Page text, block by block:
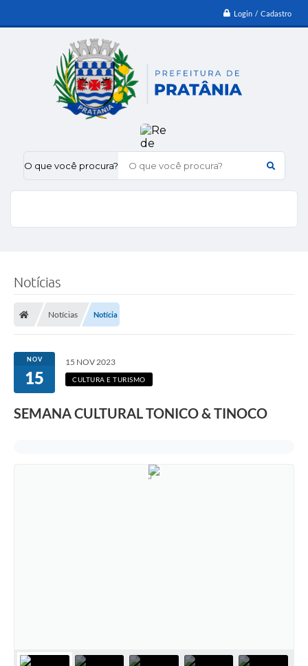
Login / Cadastro
O que você procura?
Notícias
Notícias Notícia
NOV
15
15 NOV 2023
CULTURA E TURISMO
SEMANA CULTURAL TONICO & TINOCO